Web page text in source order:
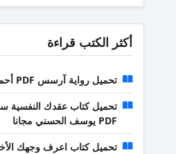
أكثر الكتب قراءة
تحميل رواية آرسس PDF أحمد آل حمدان
تحميل كتاب عقدك النفسية
PDF يوسف الحسني مجانا